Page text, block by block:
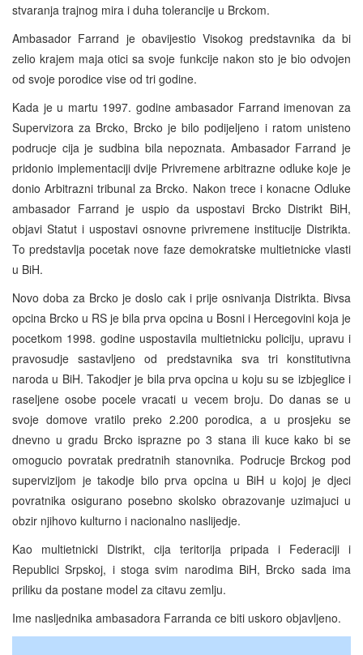
stvaranja trajnog mira i duha tolerancije u Brckom.
Ambasador Farrand je obavijestio Visokog predstavnika da bi
zelio krajem maja otici sa svoje funkcije nakon sto je bio odvojen
od svoje porodice vise od tri godine.
Kada je u martu 1997. godine ambasador Farrand imenovan za
Supervizora za Brcko, Brcko je bilo podijeljeno i ratom unisteno
podrucje cija je sudbina bila nepoznata. Ambasador Farrand je
pridonio implementaciji dvije Privremene arbitrazne odluke koje je
donio Arbitrazni tribunal za Brcko. Nakon trece i konacne Odluke
ambasador Farrand je uspio da uspostavi Brcko Distrikt BiH,
objavi Statut i uspostavi osnovne privremene institucije Distrikta.
To predstavlja pocetak nove faze demokratske multietnicke vlasti
u BiH.
Novo doba za Brcko je doslo cak i prije osnivanja Distrikta. Bivsa
opcina Brcko u RS je bila prva opcina u Bosni i Hercegovini koja je
pocetkom 1998. godine uspostavila multietnicku policiju, upravu i
pravosudje sastavljeno od predstavnika sva tri konstitutivna
naroda u BiH. Takodjer je bila prva opcina u koju su se izbjeglice i
raseljene osobe pocele vracati u vecem broju. Do danas se u
svoje domove vratilo preko 2.200 porodica, a u prosjeku se
dnevno u gradu Brcko isprazne po 3 stana ili kuce kako bi se
omogucio povratak predratnih stanovnika. Podrucje Brckog pod
supervizijom je takodje bilo prva opcina u BiH u kojoj je djeci
povratnika osigurano posebno skolsko obrazovanje uzimajuci u
obzir njihovo kulturno i nacionalno naslijedje.
Kao multietnicki Distrikt, cija teritorija pripada i Federaciji i
Republici Srpskoj, i stoga svim narodima BiH, Brcko sada ima
priliku da postane model za citavu zemlju.
Ime nasljednika ambasadora Farranda ce biti uskoro objavljeno.